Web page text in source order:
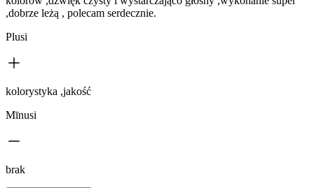
,dobrze leżą , polecam serdecznie.
Plusi
kolorystyka ,jakość
Mīnusi
brak